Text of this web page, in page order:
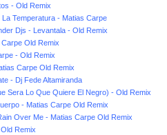
- Old Remix
Temperatura - Matias Carpe
Djs - Levantala - Old Remix
Old Remix
- Old Remix
Carpe Old Remix
- Dj Fede Altamiranda
Sera Lo Que Quiere El Negro) - Old Remix
- Matias Carpe Old Remix
Over Me - Matias Carpe Old Remix
Remix